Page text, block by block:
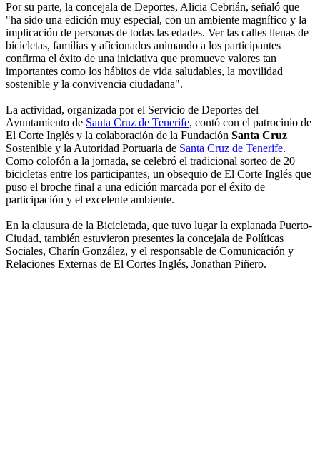
Por su parte, la concejala de Deportes, Alicia Cebrián, señaló que
"ha sido una edición muy especial, con un ambiente magnífico y la
implicación de personas de todas las edades. Ver las calles llenas de
bicicletas, familias y aficionados animando a los participantes
confirma el éxito de una iniciativa que promueve valores tan
importantes como los hábitos de vida saludables, la movilidad
sostenible y la convivencia ciudadana".
La actividad, organizada por el Servicio de Deportes del
Ayuntamiento de Santa Cruz de Tenerife, contó con el patrocinio de
El Corte Inglés y la colaboración de la Fundación Santa Cruz
Sostenible y la Autoridad Portuaria de Santa Cruz de Tenerife.
Como colofón a la jornada, se celebró el tradicional sorteo de 20
bicicletas entre los participantes, un obsequio de El Corte Inglés que
puso el broche final a una edición marcada por el éxito de
participación y el excelente ambiente.
En la clausura de la Bicicletada, que tuvo lugar la explanada Puerto-
Ciudad, también estuvieron presentes la concejala de Políticas
Sociales, Charín González, y el responsable de Comunicación y
Relaciones Externas de El Cortes Inglés, Jonathan Piñero.